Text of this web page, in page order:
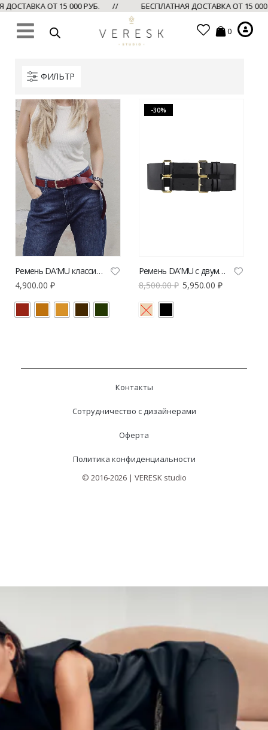
ОТ 15 000 РУБ. // БЕСПЛАТНАЯ ДОСТАВКА ОТ 15
0
ФИЛЬТР
Ремень DA’MU классическая петля
4,900.00 ₽
-30%
Ремень DA’MU с двумя пряжками
8,500.00₽ 5,950.00₽
Контакты
Сотрудничество с дизайнерами
Оферта
Политика конфиденциальности
© 2016-2026 | VERESK studio